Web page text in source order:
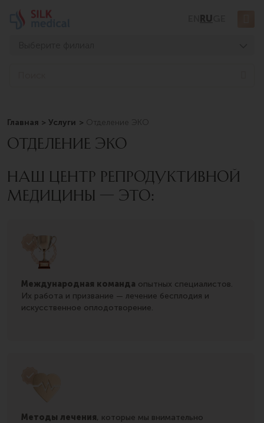
Тбилиси, Мосашвили
Батуми, Асатиани
Батуми, Горгасали
RU
Главная Услуги Отделение ЭКО
ОТДЕЛЕНИЕ ЭКО
НАШ ЦЕНТР РЕПРОДУКТИВНОЙ
МЕДИЦИНЫ — ЭТО:
Международная команда опытных специалистов.
Их работа и призвание — лечение бесплодия и
искусственное оплодотворение.
Методы лечения, которые мы внимательно